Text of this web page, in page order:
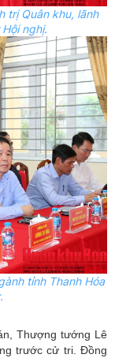
trị Quân khu, lãnh
nghị.
tỉnh Thanh Hóa
Thượng tướng Lê
trước cử tri. Đồng